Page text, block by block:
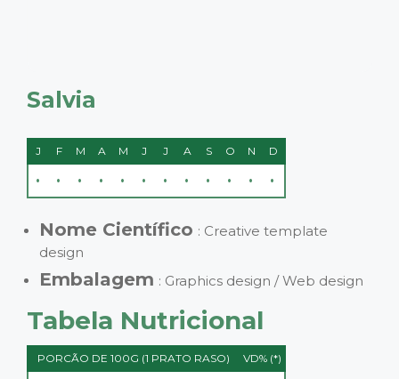
Salvia
J F M A M J J A S O N D
• • • • • • • • • • • •
Nome Científico : Creative template
design
Embalagem : Graphics design / Web design
Tabela Nutricional
PORCÃO DE 100G (1 PRATO RASO) VD% (*)